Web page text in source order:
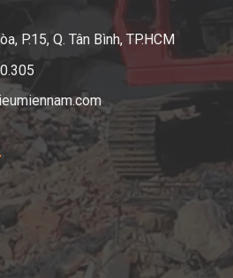
P.15, Q. Tân Bình, TP.HCM